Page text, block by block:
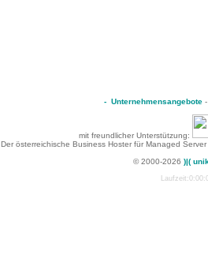
- Unternehmensangebote
mit freundlicher Unterstützung:
Der österreichische Business Hoster für Managed
© 2000-2026 )|(